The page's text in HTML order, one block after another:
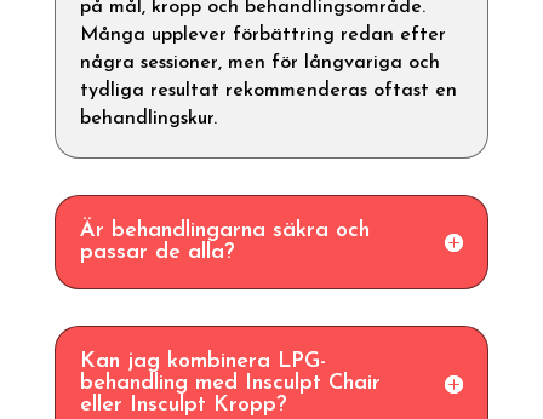
på mål, kropp och behandlingsområde.
Många upplever förbättring redan efter
några sessioner, men för långvariga och
tydliga resultat rekommenderas oftast en
behandlingskur.
Är behandlingarna säkra och
passar de alla?
Kan jag kombinera LPG-
behandling med Insculpt Chair
eller Insculpt Kropp?